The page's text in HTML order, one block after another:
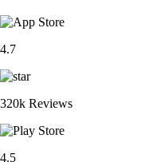
4.7
320k Reviews
4.5